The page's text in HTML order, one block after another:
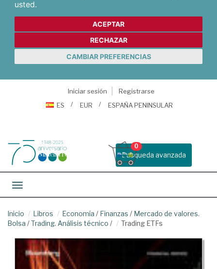
usted.
ACEPTAR
RECHAZAR
CAMBIAR PREFERENCIAS
Iniciar sesión
Registrarse
ES
EUR ESPAÑA PENINSULAR
Busqueda avanzada
0
Toggle navigation
Inicio Libros Economía / Finanzas / Mercado de valores.
Bolsa /Trading. Análisis técnico / Trading ETFs